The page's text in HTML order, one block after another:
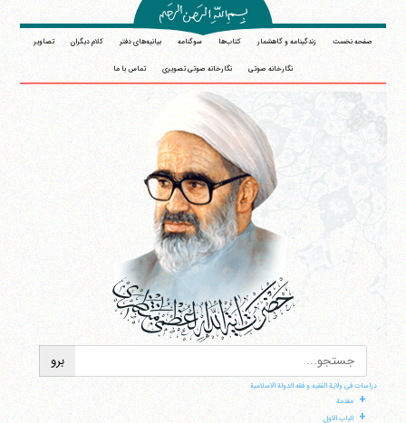
صفحه نخست زندگینامه و گاهشمار کتاب‌ها سوگنامه بیانیه‌های دفتر کلام دیگران تصاویر
نگارخانه صوتی نگارخانه صوتی تصویری تماس با ما
دراسات فی ولایة الفقیه و فقه الدولة الاسلامیة
+ مقدمة
+ الباب الاول